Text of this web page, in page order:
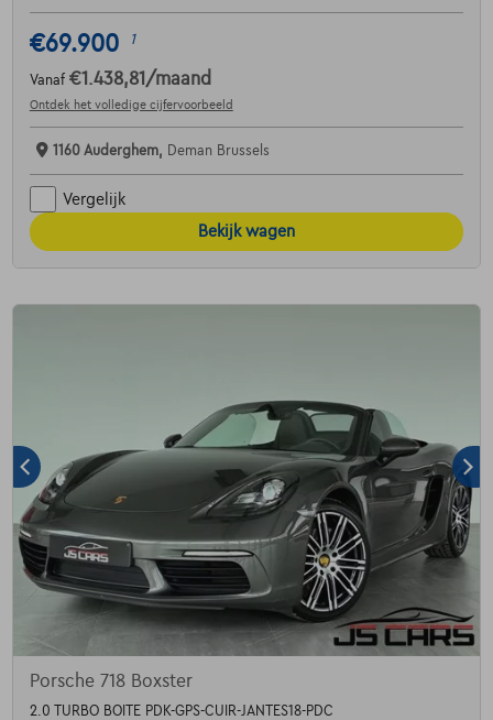
€69.900 1
Vanaf €1.438,81 /maand
Ontdek het volledige cijfervoorbeeld
1160 Auderghem, Deman Brussels
Vergelijk
Bekijk wagen
Porsche 718 Boxster
2.0 TURBO BOITE PDK-GPS-CUIR-JANTES18-PDC